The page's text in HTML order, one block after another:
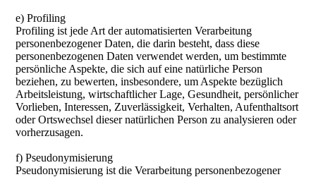
e) Profiling
Profiling ist jede Art der automatisierten Verarbeitung
personenbezogener Daten, die darin besteht, dass diese
personenbezogenen Daten verwendet werden, um bestimmte
persönliche Aspekte, die sich auf eine natürliche Person
beziehen, zu bewerten, insbesondere, um Aspekte bezüglich
Arbeitsleistung, wirtschaftlicher Lage, Gesundheit, persönlicher
Vorlieben, Interessen, Zuverlässigkeit, Verhalten, Aufenthaltsort
oder Ortswechsel dieser natürlichen Person zu analysieren oder
vorherzusagen.
f) Pseudonymisierung
Pseudonymisierung ist die Verarbeitung personenbezogener